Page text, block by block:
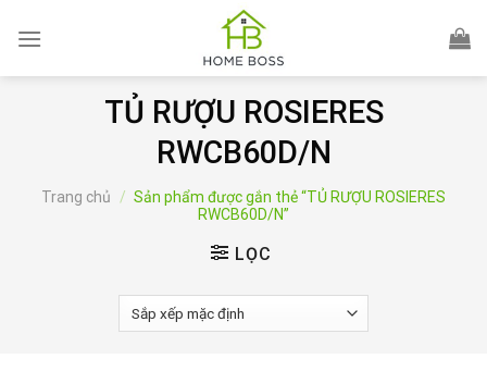
TỦ RƯỢU ROSIERES
RWCB60D/N
Trang chủ / Sản phẩm được gắn thẻ “TỦ RƯỢU ROSIERES
RWCB60D/N”
LỌC